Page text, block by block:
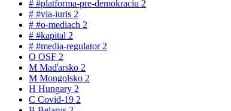
# #platforma-pre-demokraciu 2
# #via-iuris 2
# #o-mediach 2
# #kapital 2
# #media-regulator 2
O OSF 2
M Maďarsko 2
M Mongolsko 2
H Hungary 2
C Covid-19 2